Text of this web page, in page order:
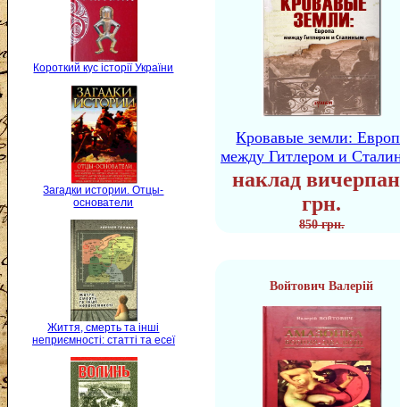
Короткий кус історії України
Загадки истории. Отцы-
основатели
Життя, смерть та інші
неприємності: статті та есеї
Кровавые земли:
между Гитлером и
наклад
грн.
850 грн.
Войтович Валерій